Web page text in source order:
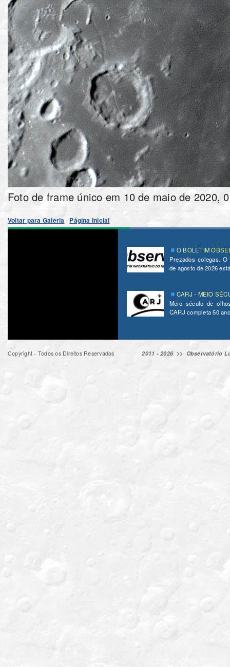
Voltar para Galeria | Página Inicial
O BOLETIM
Prezados colegas.
de agosto de 2026
CARJ - MEIO
Meio século de
CARJ completa 50
Copyright - Todos os Direitos Reservados 2011 - 2026 >> Observatório